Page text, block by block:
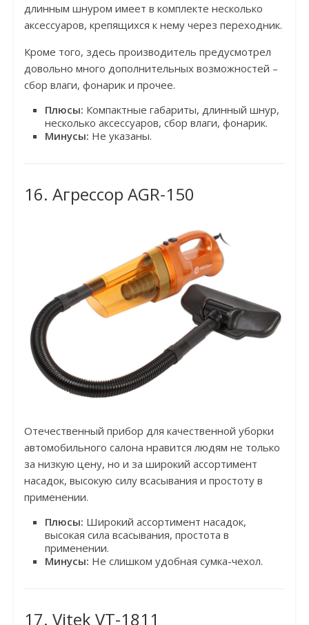
длинным шнуром имеет в комплекте несколько
аксессуаров, крепящихся к нему через переходник.
Кроме того, здесь производитель предусмотрел
довольно много дополнительных возможностей –
сбор влаги, фонарик и прочее.
Плюсы: Компактные габариты, длинный шнур,
несколько аксессуаров, сбор влаги, фонарик.
Минусы: Не указаны.
16. Агрессор AGR-150
Отечественный прибор для качественной уборки
автомобильного салона нравится людям не только
за низкую цену, но и за широкий ассортимент
насадок, высокую силу всасывания и простоту в
применении.
Плюсы: Широкий ассортимент насадок,
высокая сила всасывания, простота в
применении.
Минусы: Не слишком удобная сумка-чехол.
17. Vitek VT-1811